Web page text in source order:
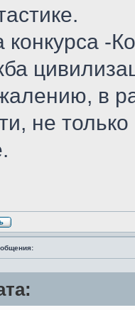
конкурса -
в
не